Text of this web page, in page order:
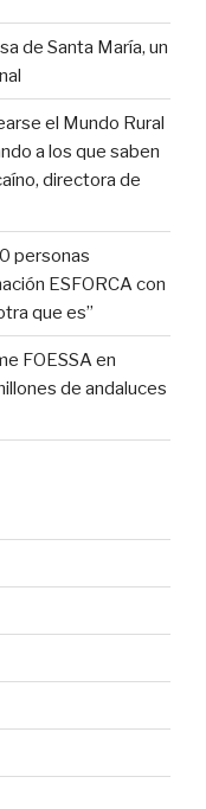
de Santa María, un
el Mundo Rural
a los que saben
directora de
personas
ESFORCA con
que es”
FOESSA en
de andaluces